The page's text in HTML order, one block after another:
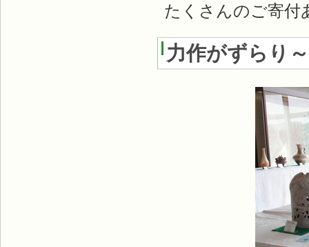
たくさんのご寄付
力作がずらり